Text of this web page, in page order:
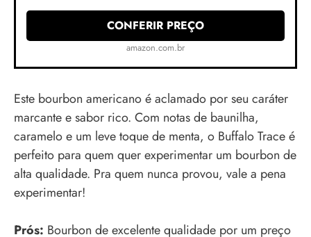
CONFERIR PREÇO
amazon.com.br
Este bourbon americano é aclamado por seu caráter
marcante e sabor rico. Com notas de baunilha,
caramelo e um leve toque de menta, o Buffalo Trace é
perfeito para quem quer experimentar um bourbon de
alta qualidade. Pra quem nunca provou, vale a pena
experimentar!
Prós: Bourbon de excelente qualidade por um preço